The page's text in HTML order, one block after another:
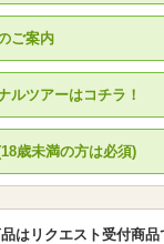
ご案内
ルツアーはコチラ！
歳未満の方は必須)
はリクエスト受付商品